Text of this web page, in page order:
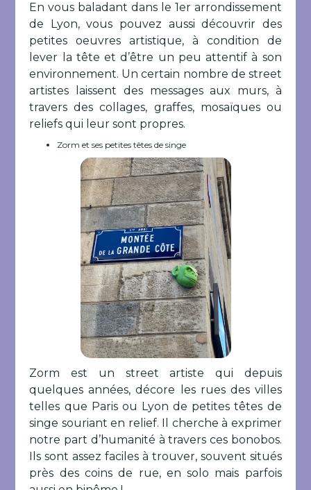
En vous baladant dans le 1er arrondissement
de Lyon, vous pouvez aussi découvrir des
petites oeuvres artistique, à condition de
lever la tête et d’être un peu attentif à son
environnement. Un certain nombre de street
artistes laissent des messages aux murs, à
travers des collages, graffes, mosaïques ou
reliefs qui leur sont propres.
Zorm et ses petites têtes de singe
Zorm est un street artiste qui depuis
quelques années, décore les rues des villes
telles que Paris ou Lyon de petites têtes de
singe souriant en relief. Il cherche à exprimer
notre part d’humanité à travers ces bonobos.
Ils sont assez faciles à trouver, souvent situés
près des coins de rue, en solo mais parfois